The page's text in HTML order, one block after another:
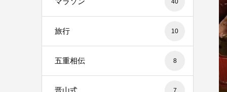
旅行 10
五重相伝 8
晋山式 7